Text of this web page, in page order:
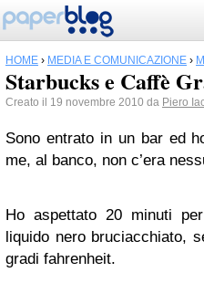
HOME › MEDIA E COMUNICAZIONE ›
Starbucks e Caffè
Creato il 19 novembre 2010 da Piero
Sono entrato in un bar ed
me, al banco, non c’era
Ho aspettato 20 minuti
liquido nero bruciacchiato,
gradi fahrenheit.